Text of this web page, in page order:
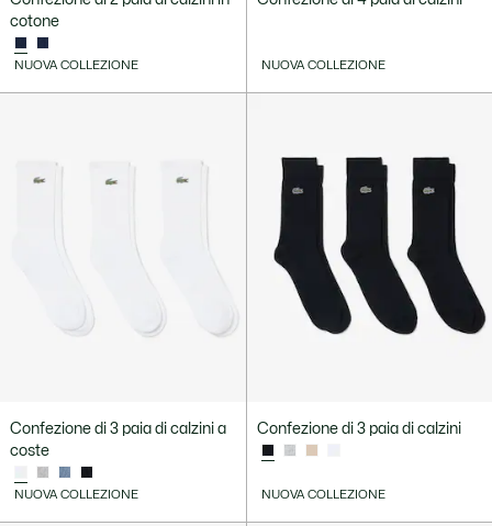
cotone
NUOVA COLLEZIONE NUOVA COLLEZIONE
Confezione di 3 paia di calzini a
coste
NUOVA COLLEZIONE
Confezione di 3 paia di calzini
NUOVA COLLEZIONE